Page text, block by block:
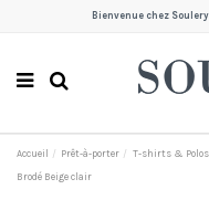
Bienvenue chez
Accueil Prêt-à-porter T-shirts & Polos
Brodé Beige clair